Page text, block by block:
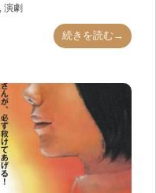
演劇
続きを読む→